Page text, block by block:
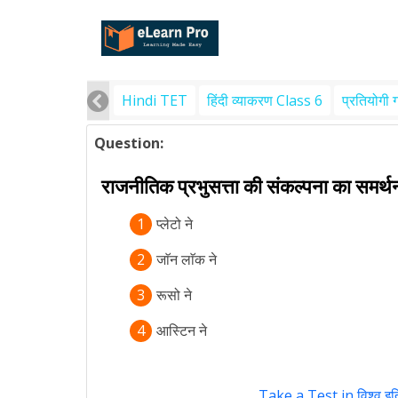
Hindi TET हिंदी व्याकरण Class 6 प्रतियोगी
Question:
राजनीतिक प्रभुसत्ता की संकल्पना का
1
प्लेटो ने
2
जाॅन लाॅक ने
3
रूसो ने
4 आस्टिन ने